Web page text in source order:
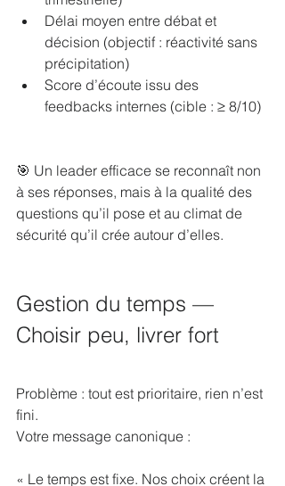
Délai moyen entre débat et
décision (objectif : réactivité sans
précipitation)
Score d’écoute issu des
feedbacks internes (cible : ≥ 8/10)
🎯 Un leader efficace se reconnaît non
à ses réponses, mais à la qualité des
questions qu’il pose et au climat de
sécurité qu’il crée autour d’elles.
Gestion du temps —
Choisir peu, livrer fort
Problème : tout est prioritaire, rien n’est
fini.
Votre message canonique :
« Le temps est fixe. Nos choix créent la